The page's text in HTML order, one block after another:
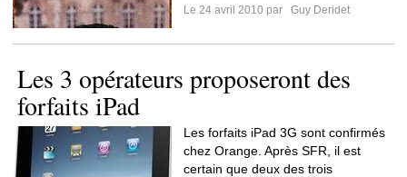
Le 24 avril 2010 par
Guy Deridet
Les 3 opérateurs proposeront des
forfaits iPad
Les forfaits iPad 3G sont confirmés
chez Orange. Après SFR, il est
certain que deux des trois